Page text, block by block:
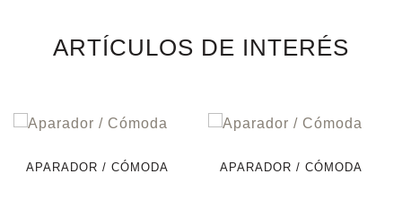
ARTÍCULOS DE INTERÉS
APARADOR / CÓMODA APARADOR / CÓMODA